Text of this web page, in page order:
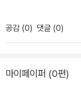
그러면서 이 피리는
불면 무엇이든지 크게
립은 피리를 불고 모
니다. 필립이 정말 절
마술피리를 건네받는
하면 작아진다는 것이
아 마술피리를 불어보
서 고양이는 원래 상태
공감 (0) 댓글 (0)
마이페이퍼 (0편)